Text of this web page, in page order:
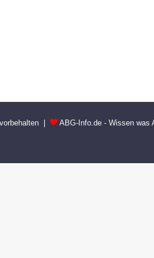
| ABG-Info.de - Wissen was